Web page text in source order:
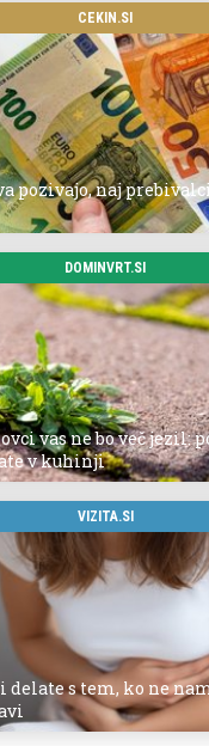
CEKIN.SI
pozivajo, naj
DOMINVRT.SI
vas ne bo več jezil:
v kuhinji
VIZITA.SI
delate s tem, ko ne